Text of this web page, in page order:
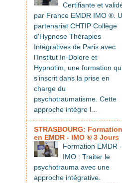
Certifiante et
par France EMDR IMO ®.
partenariat CHTIP Collège
d'Hypnose Thérapies
Intégratives de Paris avec
l'Institut In-Dolore et
Hypnotim, une formation
s’inscrit dans la prise en
charge du
psychotraumatisme. Cette
approche intègre l...
STRASBOURG: Formation
en EMDR - IMO ® 3 Jours
Formation EMDR -
IMO : Traiter le
psychotrauma avec une
approche intégrative.